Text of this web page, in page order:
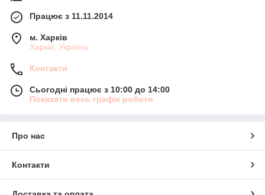
Працює з 11.11.2014
м. Харків
Харків, Україна
Контакти
Сьогодні працює з 10:00 до 14:00
Показати весь графік роботи
Про нас
Контакти